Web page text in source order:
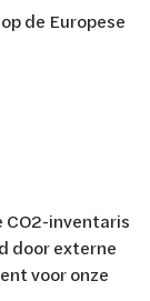
de Europese
CO2-inventaris
door externe
voor onze